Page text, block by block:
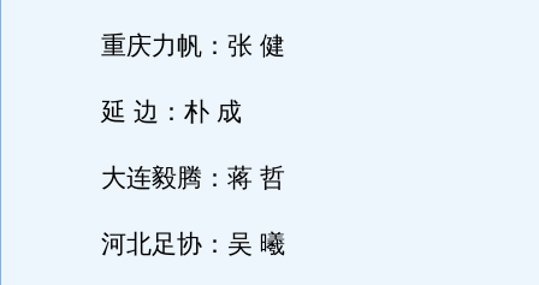
重庆力帆：张 健
延 边：朴 成
大连毅腾：蒋 哲
河北足协：吴 曦